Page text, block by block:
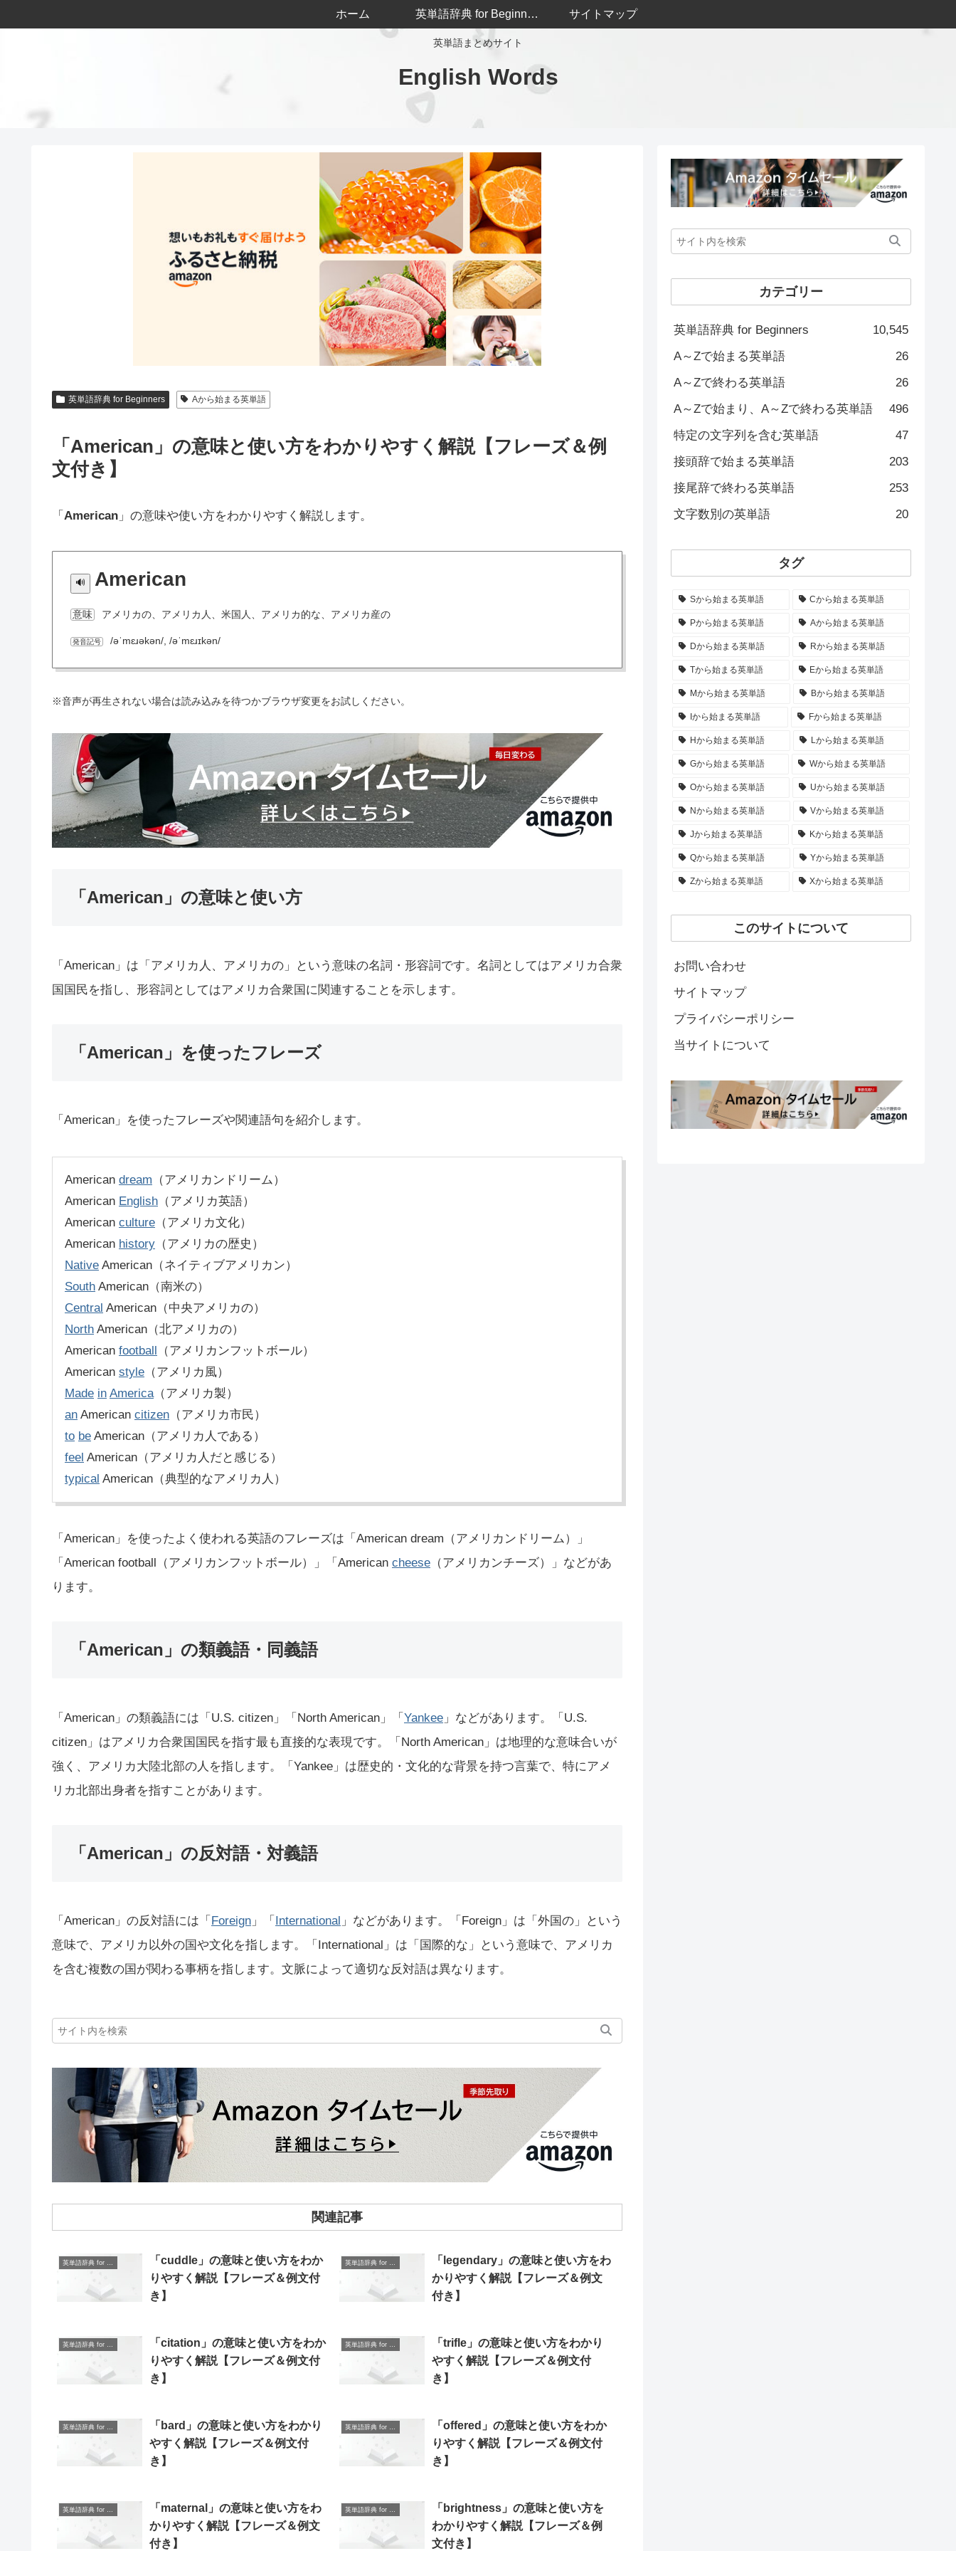
英単語まとめサイト
English Words
ホーム 英単語辞典 for Beginners サイトマップ
英単語辞典 for Beginners Aから始まる英単語
「American」の意味と使い方をわかりやすく解説【フレーズ＆例
文付き】
「 American 」の意味や使い方をわかりやすく解説します。
American
意味 アメリカの、アメリカ人、米国人、アメリカ的な、アメリカ産の
発音記号 /əˈmɛɹəkən/, /əˈmɛɹɪkən/
※音声が再生されない場合は読み込みを待つかブラウザ変更をお試しください。
「American」の意味と使い方
「American」は「アメリカ人、アメリカの」という意味の名詞・形容詞です。名詞としてはアメリカ合衆
国国民を指し、形容詞としてはアメリカ合衆国に関連することを示します。
「American」を使ったフレーズ
「American」を使ったフレーズや関連語句を紹介します。
American dream （アメリカンドリーム）
American English （アメリカ英語）
American culture （アメリカ文化）
American history （アメリカの歴史）
Native American（ネイティブアメリカン）
South American（南米の）
Central American（中央アメリカの）
North American（北アメリカの）
American football
（アメリカンフットボール）
American style （アメリカ風）
Made in America（アメリカ製）
an American citizen （アメリカ市民）
to be American（アメリカ人である）
feel American（アメリカ人だと感じる）
typical American（典型的なアメリカ人）
「American」を使ったよく使われる英語のフレーズは「American dream（アメリカンドリーム）」
「American football（アメリカンフットボール）」「American cheese （アメリカンチーズ）」などがあ
ります。
「American」の類義語・同義語
「American」の類義語には「U.S. citizen」「North American」「 Yankee 」などがあります。「U.S.
citizen」はアメリカ合衆国国民を指す最も直接的な表現です。「North American」は地理的な意味合いが
強く、アメリカ大陸北部の人を指します。「Yankee」は歴史的・文化的な背景を持つ言葉で、特にアメ
リカ北部出身者を指すことがあります。
「American」の反対語・対義語
「American」の反対語には「 Foreign 」「 International 」などがあります。「Foreign」は「外国の」という
意味で、アメリカ以外の国や文化を指します。「International」は「国際的な」という意味で、アメリカ
を含む複数の国が関わる事柄を指します。文脈によって適切な反対語は異なります。
関連記事
「cuddle」の意味と使い方をわか
りやすく解説【フレーズ＆例文付
き】
「legendary」の意味と使い方をわ
かりやすく解説【フレーズ＆例文
付き】
英単語辞典 for Beginners
「citation」の意味と使い方をわか
りやすく解説【フレーズ＆例文付
き】
英単語辞典 for Beginners
「trifle」の意味と使い方をわかり
やすく解説【フレーズ＆例文付
き】
英単語辞典 for Beginners
「bard」の意味と使い方をわかり
やすく解説【フレーズ＆例文付
き】
英単語辞典 for Beginners
「offered」の意味と使い方をわか
りやすく解説【フレーズ＆例文付
き】
「maternal」の意味と使い方をわ
かりやすく解説【フレーズ＆例文
付き】
「brightness」の意味と使い方を
わかりやすく解説【フレーズ＆例
文付き】
カテゴリー
英単語辞典 for Beginners
10,545
A～Zで始まる英単語
26
A～Zで終わる英単語
26
A～Zで始まり、A～Zで終わる英単語
496
特定の文字列を含む英単語
47
接頭辞で始まる英単語
203
接尾辞で終わる英単語
253
文字数別の英単語
20
タグ
Sから始まる英単語 Cから始まる英単語
Pから始まる英単語 Aから始まる英単語
Dから始まる英単語 Rから始まる英単語
Tから始まる英単語 Eから始まる英単語
Mから始まる英単語 Bから始まる英単語
Iから始まる英単語 Fから始まる英単語
Hから始まる英単語 Lから始まる英単語
Gから始まる英単語 Wから始まる英単語
Oから始まる英単語 Uから始まる英単語
Nから始まる英単語 Vから始まる英単語
Jから始まる英単語 Kから始まる英単語
Qから始まる英単語 Yから始まる英単語
Zから始まる英単語 Xから始まる英単語
このサイトについて
お問い合わせ
サイトマップ
プライバシーポリシー
当サイトについて